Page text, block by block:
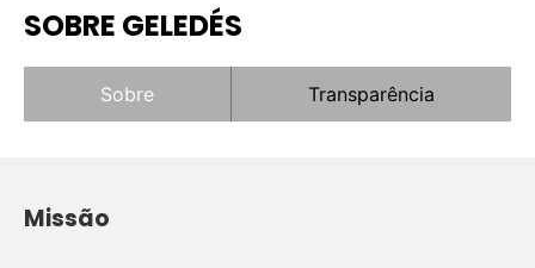
SOBRE GELEDÉS
Sobre Transparência
Missão